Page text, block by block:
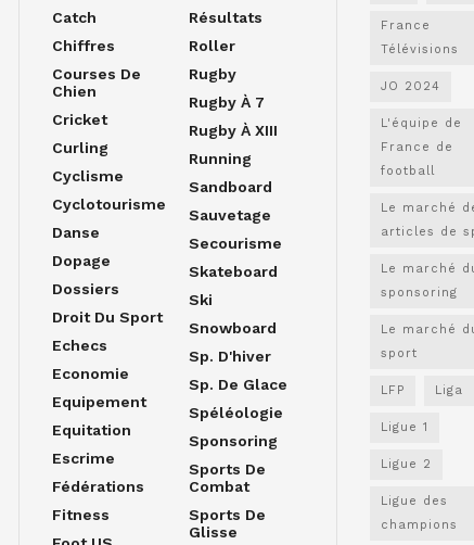
Catch
Chiffres
Courses De
Chien
Cricket
Curling
Cyclisme
Cyclotourisme
Danse
Dopage
Dossiers
Droit Du Sport
Echecs
Economie
Equipement
Equitation
Escrime
Fédérations
Fitness
Résultats
Roller
Rugby
Rugby À 7
Rugby À XIII
Running
Sandboard
Sauvetage
Secourisme
Skateboard
Ski
Snowboard
Sp. D'hiver
Sp. De Glace
Spéléologie
Sponsoring
Sports De
Combat
Sports De
Glisse
France
Télévisions
JO 2024
L'équipe de
France de
football
Le marché
articles de
Le marché
sponsoring
Le marché
sport
LFP Liga
Ligue 1
Ligue 2
Ligue des
champions